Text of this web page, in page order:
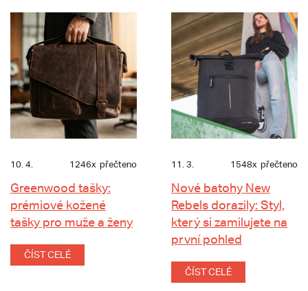
10. 4. 1246x přečteno
Greenwood tašky:
prémiové kožené
tašky pro muže a ženy
ČÍST CELÉ
11. 3. 1548x přečteno
Nové batohy New
Rebels dorazily: Styl,
který si zamilujete na
první pohled
ČÍST CELÉ